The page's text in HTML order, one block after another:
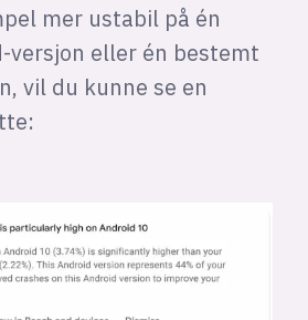
mer ustabil på én
versjon eller én bestemt
vil du kunne se en